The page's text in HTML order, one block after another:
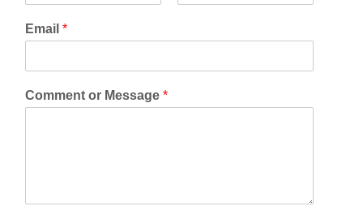
i
r
Email *
Comment or Message *